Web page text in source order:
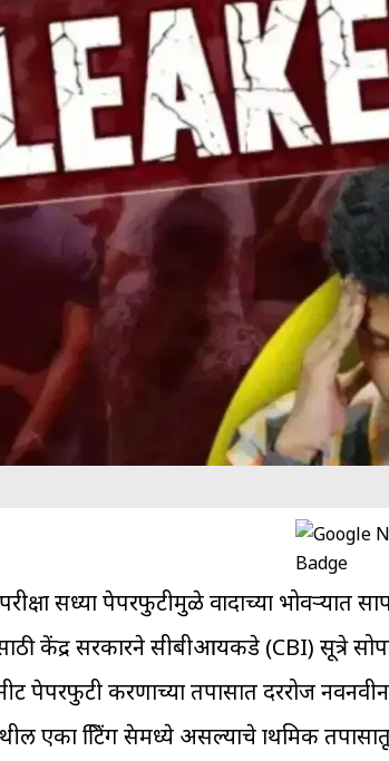
सध्या पेपरफुटीमुळे वादाच्या भोवऱ्यात
केंद्र सरकारने सीबीआयकडे (CBI) सूत्रे
पेपरफुटी प्रकरणाच्या तपासात दररोज
एका प्रिंटिंग प्रेसमध्ये असल्याचे प्राथमिक